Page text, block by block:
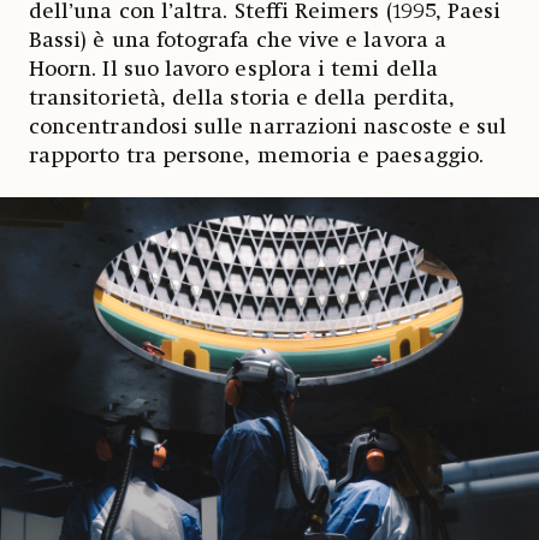
dell’una con l’altra. Steffi Reimers (1995, Paesi
Bassi) è una fotografa che vive e lavora a
Hoorn. Il suo lavoro esplora i temi della
transitorietà, della storia e della perdita,
concentrandosi sulle narrazioni nascoste e sul
rapporto tra persone, memoria e paesaggio.